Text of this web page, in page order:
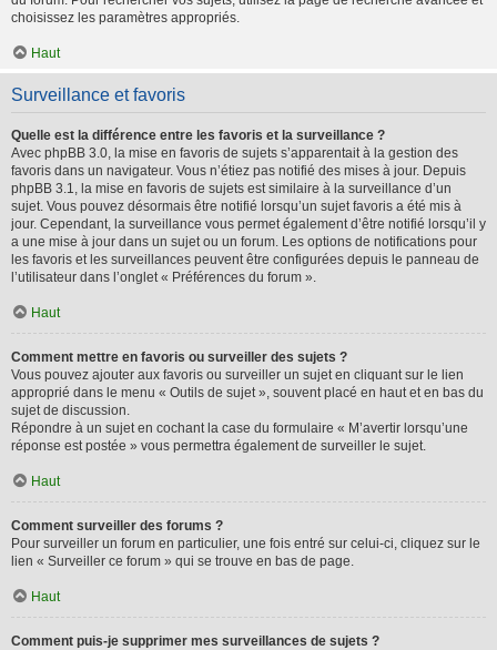
choisissez les paramètres appropriés.
Haut
Surveillance et favoris
Quelle est la différence entre les favoris et la surveillance ?
Avec phpBB 3.0, la mise en favoris de sujets s’apparentait à la gestion des
favoris dans un navigateur. Vous n’étiez pas notifié des mises à jour. Depuis
phpBB 3.1, la mise en favoris de sujets est similaire à la surveillance d’un
sujet. Vous pouvez désormais être notifié lorsqu’un sujet favoris a été mis à
jour. Cependant, la surveillance vous permet également d’être notifié lorsqu’il y
a une mise à jour dans un sujet ou un forum. Les options de notifications pour
les favoris et les surveillances peuvent être configurées depuis le panneau de
l’utilisateur dans l’onglet « Préférences du forum ».
Haut
Comment mettre en favoris ou surveiller des sujets ?
Vous pouvez ajouter aux favoris ou surveiller un sujet en cliquant sur le lien
approprié dans le menu « Outils de sujet », souvent placé en haut et en bas du
sujet de discussion.
Répondre à un sujet en cochant la case du formulaire « M’avertir lorsqu’une
réponse est postée » vous permettra également de surveiller le sujet.
Haut
Comment surveiller des forums ?
Pour surveiller un forum en particulier, une fois entré sur celui-ci, cliquez sur le
lien « Surveiller ce forum » qui se trouve en bas de page.
Haut
Comment puis-je supprimer mes surveillances de sujets ?